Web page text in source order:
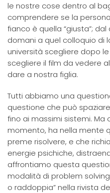
le nostre cose dentro al
comprendere se la
fianco è quella “giusta”;
domani a quel colloquio di
università scegliere dopo
scegliere il film da vedere
dare a nostra figlia.
Tutti abbiamo una
questione che può
fino ai massimi sistemi. Ma
momento, ha nella mente
preme risolvere, e che
energie psichiche,
affrontiamo questa
modalità di problem
o raddoppia” nella rivista